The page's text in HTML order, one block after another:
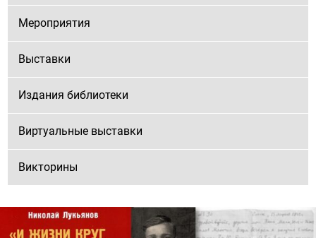
Мероприятия
Выставки
Издания библиотеки
Виртуальные выставки
Викторины